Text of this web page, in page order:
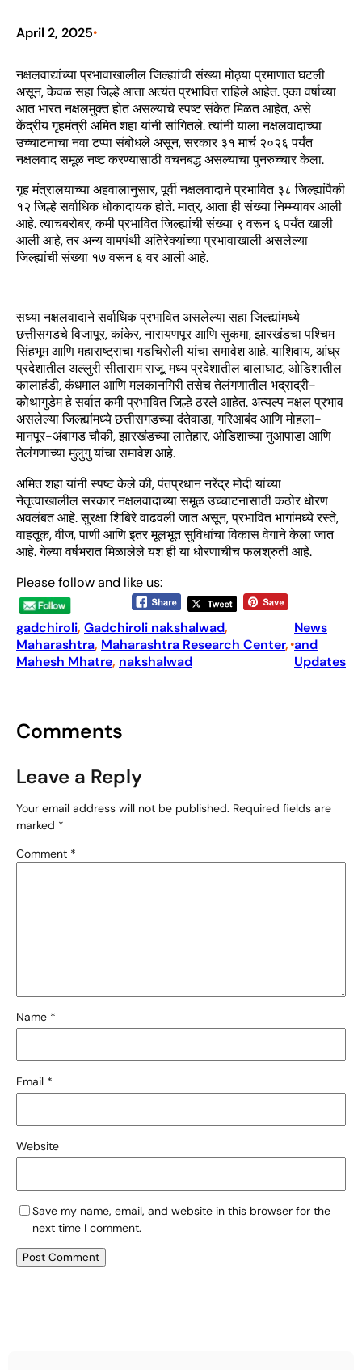
April 2, 2025•
नक्षलवाद्यांच्या प्रभावाखालील जिल्ह्यांची संख्या मोठ्या प्रमाणात घटली
असून, केवळ सहा जिल्हे आता अत्यंत प्रभावित राहिले आहेत. एका वर्षाच्या
आत भारत नक्षलमुक्त होत असल्याचे स्पष्ट संकेत मिळत आहेत, असे
केंद्रीय गृहमंत्री अमित शहा यांनी सांगितले. त्यांनी याला नक्षलवादाच्या
उच्चाटनाचा नवा टप्पा संबोधले असून, सरकार ३१ मार्च २०२६ पर्यंत
नक्षलवाद समूळ नष्ट करण्यासाठी वचनबद्ध असल्याचा पुनरुच्चार केला.
गृह मंत्रालयाच्या अहवालानुसार, पूर्वी नक्षलवादाने प्रभावित ३८ जिल्ह्यांपैकी
१२ जिल्हे सर्वाधिक धोकादायक होते. मात्र, आता ही संख्या निम्म्यावर आली
आहे. त्याचबरोबर, कमी प्रभावित जिल्ह्यांची संख्या ९ वरून ६ पर्यंत खाली
आली आहे, तर अन्य वामपंथी अतिरेक्यांच्या प्रभावाखाली असलेल्या
जिल्ह्यांची संख्या १७ वरून ६ वर आली आहे.
सध्या नक्षलवादाने सर्वाधिक प्रभावित असलेल्या सहा जिल्ह्यांमध्ये
छत्तीसगडचे विजापूर, कांकेर, नारायणपूर आणि सुकमा, झारखंडचा पश्चिम
सिंहभूम आणि महाराष्ट्राचा गडचिरोली यांचा समावेश आहे. याशिवाय, आंध्र
प्रदेशातील अल्लुरी सीताराम राजू, मध्य प्रदेशातील बालाघाट, ओडिशातील
कालाहंडी, कंधमाल आणि मलकानगिरी तसेच तेलंगणातील भद्राद्री-
कोथागुडेम हे सर्वात कमी प्रभावित जिल्हे ठरले आहेत. अत्यल्प नक्षल प्रभाव
असलेल्या जिल्ह्यांमध्ये छत्तीसगडच्या दंतेवाडा, गरिआबंद आणि मोहला-
मानपूर-अंबागड चौकी, झारखंडच्या लातेहार, ओडिशाच्या नुआपाडा आणि
तेलंगणाच्या मुलुगु यांचा समावेश आहे.
अमित शहा यांनी स्पष्ट केले की, पंतप्रधान नरेंद्र मोदी यांच्या
नेतृत्वाखालील सरकार नक्षलवादाच्या समूळ उच्चाटनासाठी कठोर धोरण
अवलंबत आहे. सुरक्षा शिबिरे वाढवली जात असून, प्रभावित भागांमध्ये रस्ते,
वाहतूक, वीज, पाणी आणि इतर मूलभूत सुविधांचा विकास वेगाने केला जात
आहे. गेल्या वर्षभरात मिळालेले यश ही या धोरणाचीच फलश्रुती आहे.
Please follow and like us:
gadchiroli, Gadchiroli nakshalwad
Maharashtra, Maharashtra Research Center ,
Mahesh Mhatre, nakshalwad
•
News
and
Updates
Comments
Leave a Reply
Your email address will not be published. Required fields are
marked *
Comment *
Name *
Email *
Website
Save my name, email, and website in this browser for the
next time I comment.